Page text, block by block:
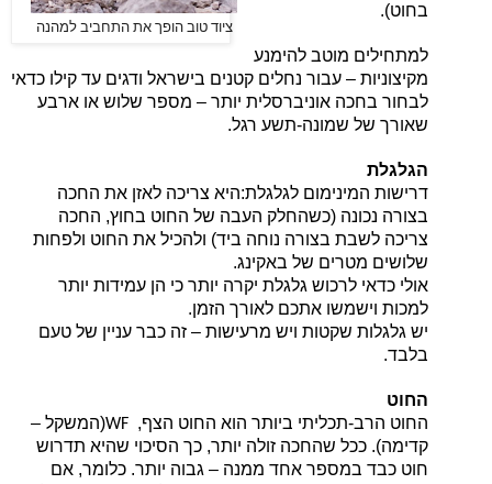
ציוד טוב הופך את התחביב למהנה
בחוט).
למתחילים מוטב להימנע
מקיצוניות – עבור נחלים קטנים בישראל ודגים עד קילו כדאי
לבחור בחכה אוניברסלית יותר – מספר שלוש או ארבע
שאורך של שמונה-תשע רגל.
הגלגלת
דרישות המינימום לגלגלת:היא צריכה לאזן את החכה
בצורה נכונה (כשהחלק העבה של החוט בחוץ, החכה
צריכה לשבת בצורה נוחה ביד) ולהכיל את החוט ולפחות
שלושים מטרים של באקינג.
אולי כדאי לרכוש גלגלת יקרה יותר כי הן עמידות יותר
למכות וישמשו אתכם לאורך הזמן.
יש גלגלות שקטות ויש מרעישות – זה כבר עניין של טעם
בלבד.
החוט
החוט הרב-תכליתי ביותר הוא החוט הצף, WF(המשקל –
קדימה). ככל שהחכה זולה יותר, כך הסיכוי שהיא תדרוש
חוט כבד במספר אחד ממנה – גבוה יותר. כלומר, אם